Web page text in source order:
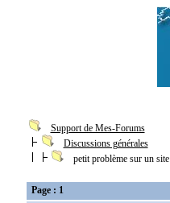
Support de Mes-Forums
Discussions générales
petit problème sur un site
Page : 1